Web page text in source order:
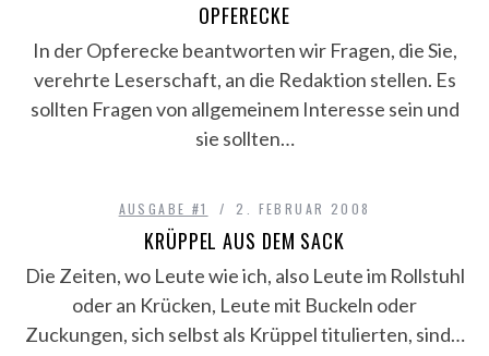
OPFERECKE
In der Opferecke beantworten wir Fragen, die Sie,
verehrte Leserschaft, an die Redaktion stellen. Es
sollten Fragen von allgemeinem Interesse sein und
sie sollten…
AUSGABE #1 2. FEBRUAR 2008
KRÜPPEL AUS DEM SACK
Die Zeiten, wo Leute wie ich, also Leute im Rollstuhl
oder an Krücken, Leute mit Buckeln oder
Zuckungen, sich selbst als Krüppel titulierten, sind…